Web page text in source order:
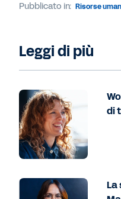
Pubblicato in: Risorse
Leggi di più
di
La